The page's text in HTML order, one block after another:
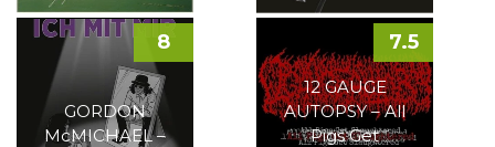
GORDON
McMICHAEL –
8
12 GAUGE
AUTOPSY – All
Pigs Get
7.5